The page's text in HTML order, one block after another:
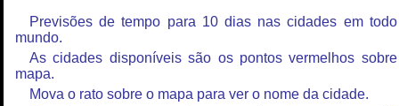
Previsões de tempo para 10 dias nas cidades em
mundo.
As cidades disponíveis são os pontos vermelhos
mapa.
Mova o rato sobre o mapa para ver o nome da cidade.